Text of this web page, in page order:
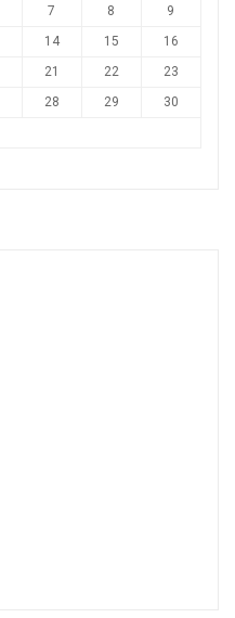
7 8
9
14 15
16
21 22
23
28 29
30